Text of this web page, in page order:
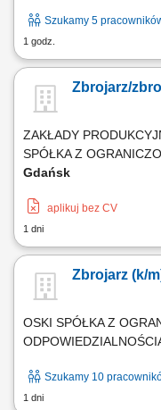
Szukamy 5
1 godz.
Zbrojarz/
ZAKŁADY
SPÓŁKA Z
Gdańsk
aplikuj bez CV
1 dni
Zbrojarz (k/
OSKI SPÓŁKA Z
Szukamy 10
1 dni